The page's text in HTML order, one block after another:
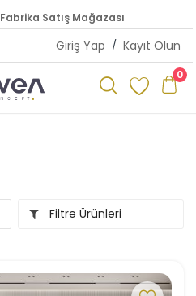
Fabrika Satış Mağazası
Giriş Yap / Kayıt Olun
0
Filtre Ürünleri